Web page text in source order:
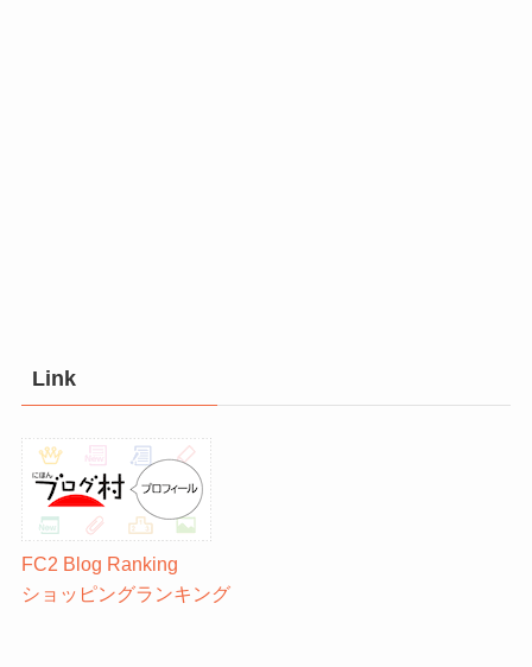
Link
FC2 Blog Ranking
ショッピングランキング